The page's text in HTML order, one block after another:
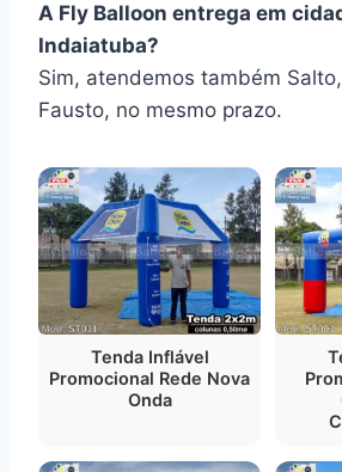
A Fly Balloon entrega em
Indaiatuba?
Sim, atendemos também
Fausto, no mesmo prazo.
Tenda Inflável
Promocional Rede Nova
Onda